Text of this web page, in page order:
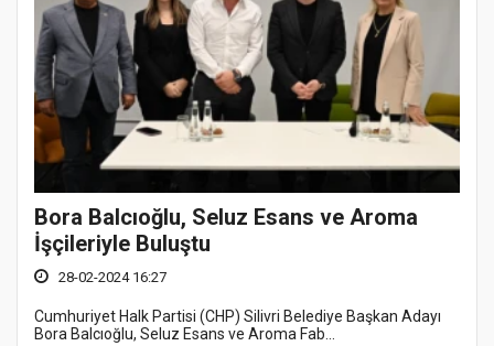
Bora Balcıoğlu, Seluz Esans ve Aroma
İşçileriyle Buluştu
28-02-2024 16:27
Cumhuriyet Halk Partisi (CHP) Silivri Belediye Başkan Adayı
Bora Balcıoğlu, Seluz Esans ve Aroma Fab...